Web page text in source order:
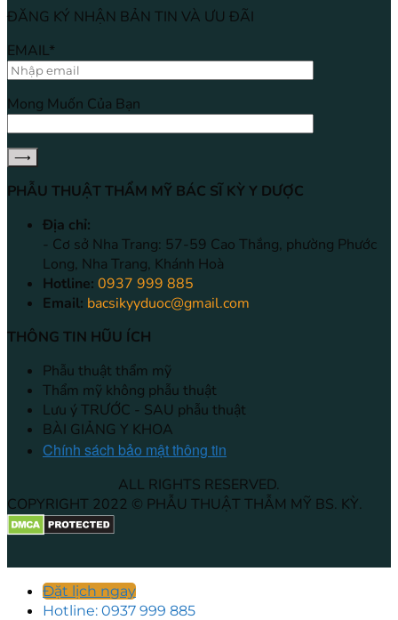
ĐĂNG KÝ NHẬN BẢN TIN VÀ ƯU ĐÃI
EMAIL*
Mong Muốn Của Bạn
PHẪU THUẬT THẨM MỸ BÁC SĨ KỲ Y DƯỢC
Địa chỉ:
- Cơ sở Nha Trang: 57-59 Cao Thắng, phường Phước
Long, Nha Trang, Khánh Hoà
Hotline: 0937 999 885
Email: bacsikyyduoc@gmail.com
THÔNG TIN HŨU ÍCH
Phẫu thuật thẩm mỹ
Thẩm mỹ không phẫu thuật
Lưu ý TRƯỚC - SAU phẫu thuật
BÀI GIẢNG Y KHOA
Chính sách bảo mật thông tin
ALL RIGHTS RESERVED.
COPYRIGHT 2022 © PHẪU THUẬT THẪM MỸ BS. KỲ.
Đặt lịch ngay
Hotline: 0937 999 885